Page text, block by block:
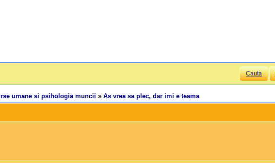
Cauta
umane si psihologia muncii »As vrea sa plec, dar imi e teama